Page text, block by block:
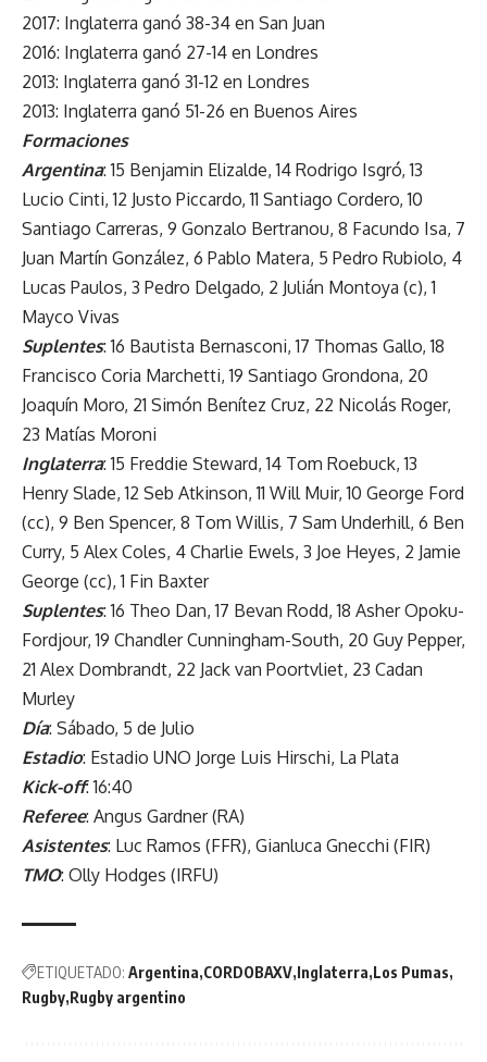
2017: Inglaterra ganó 38-34 en San Juan
2016: Inglaterra ganó 27-14 en Londres
2013: Inglaterra ganó 31-12 en Londres
2013: Inglaterra ganó 51-26 en Buenos Aires
Formaciones
Argentina: 15 Benjamin Elizalde, 14 Rodrigo Isgró, 13
Lucio Cinti, 12 Justo Piccardo, 11 Santiago Cordero, 10
Santiago Carreras, 9 Gonzalo Bertranou, 8 Facundo Isa, 7
Juan Martín González, 6 Pablo Matera, 5 Pedro Rubiolo, 4
Lucas Paulos, 3 Pedro Delgado, 2 Julián Montoya (c), 1
Mayco Vivas
Suplentes: 16 Bautista Bernasconi, 17 Thomas Gallo, 18
Francisco Coria Marchetti, 19 Santiago Grondona, 20
Joaquín Moro, 21 Simón Benítez Cruz, 22 Nicolás Roger,
23 Matías Moroni
Inglaterra: 15 Freddie Steward, 14 Tom Roebuck, 13
Henry Slade, 12 Seb Atkinson, 11 Will Muir, 10 George Ford
(cc), 9 Ben Spencer, 8 Tom Willis, 7 Sam Underhill, 6 Ben
Curry, 5 Alex Coles, 4 Charlie Ewels, 3 Joe Heyes, 2 Jamie
George (cc), 1 Fin Baxter
Suplentes: 16 Theo Dan, 17 Bevan Rodd, 18 Asher Opoku-
Fordjour, 19 Chandler Cunningham-South, 20 Guy Pepper,
21 Alex Dombrandt, 22 Jack van Poortvliet, 23 Cadan
Murley
Día: Sábado, 5 de Julio
Estadio: Estadio UNO Jorge Luis Hirschi, La Plata
Kick-off: 16:40
Referee: Angus Gardner (RA)
Asistentes: Luc Ramos (FFR), Gianluca Gnecchi (FIR)
TMO: Olly Hodges (IRFU)
ETIQUETADO: Argentina CORDOBAXV Inglaterra Los Pumas
Rugby Rugby argentino